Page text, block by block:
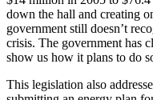
down the hall and creating
government still doesn’t
crisis. The government has
show us how it plans to do
This legislation also